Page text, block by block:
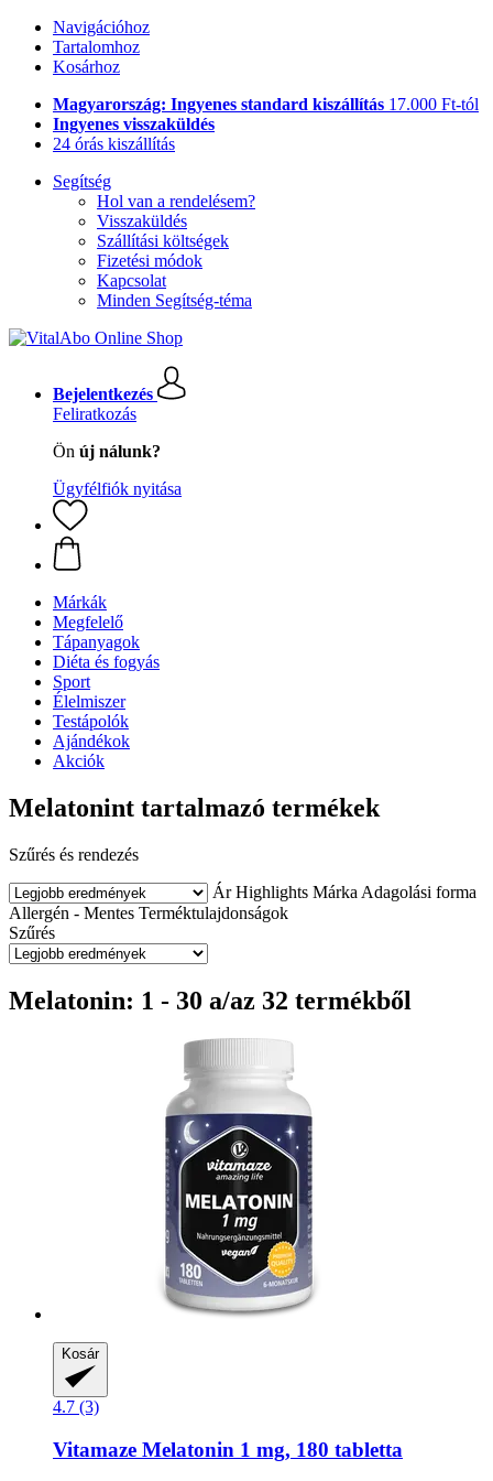
Navigációhoz
Tartalomhoz
Kosárhoz
Magyarország: Ingyenes standard kiszállítás 17.000 Ft-tól
Ingyenes visszaküldés
24 órás kiszállítás
Segítség
Hol van a rendelésem?
Visszaküldés
Szállítási költségek
Fizetési módok
Kapcsolat
Minden Segítség-téma
Bejelentkezés
Feliratkozás
Ön új nálunk?
Ügyfélfiók nyitása
Márkák
Megfelelő
Tápanyagok
Diéta és fogyás
Sport
Élelmiszer
Testápolók
Ajándékok
Akciók
Melatonint tartalmazó termékek
Szűrés és rendezés
Ár Highlights Márka Adagolási forma
Allergén - Mentes Terméktulajdonságok
Szűrés
Melatonin: 1 - 30 a/az 32 termékből
Kosár
4.7 (3)
Vitamaze Melatonin 1 mg, 180 tabletta